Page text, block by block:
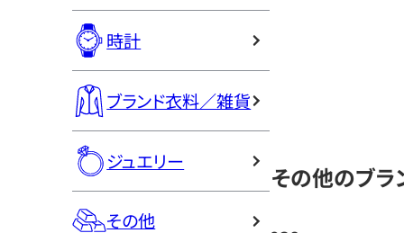
時計
ブランド衣料／雑貨
ジュエリー
その他
その他のブラ